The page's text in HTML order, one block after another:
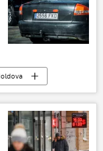
BMW